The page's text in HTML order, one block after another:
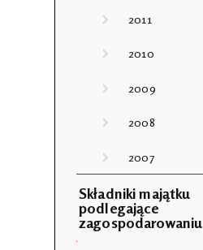
2011
2010
2009
2008
2007
Składniki majątku
podlegające
zagospodarowaniu